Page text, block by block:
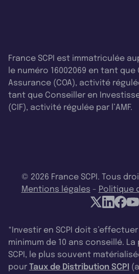
France SCPI est immatriculée
le numéro 16002069 en tant
Assurance (COA), activité
tant que Conseiller en
(CIF), activité régulée par l’AMF.
© 2026 France SCPI. Tous
Mentions légales - Politique
*Investir en SCPI doit
minimum de 10 ans conseillé.
SCPI, le plus souvent
pour Taux de Distribution SCPI